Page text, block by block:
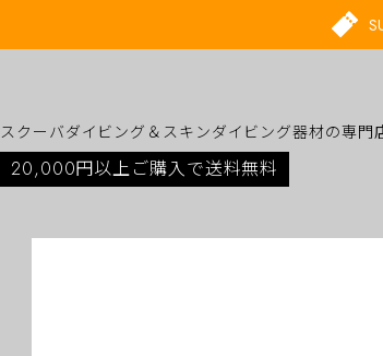
スクーバダイビング＆スキンダイビング器材の専門
20,000円以上ご購入で送料無料